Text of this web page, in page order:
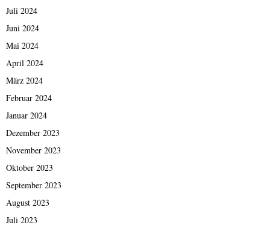
Juli 2024
Juni 2024
Mai 2024
April 2024
März 2024
Februar 2024
Januar 2024
Dezember 2023
November 2023
Oktober 2023
September 2023
August 2023
Juli 2023